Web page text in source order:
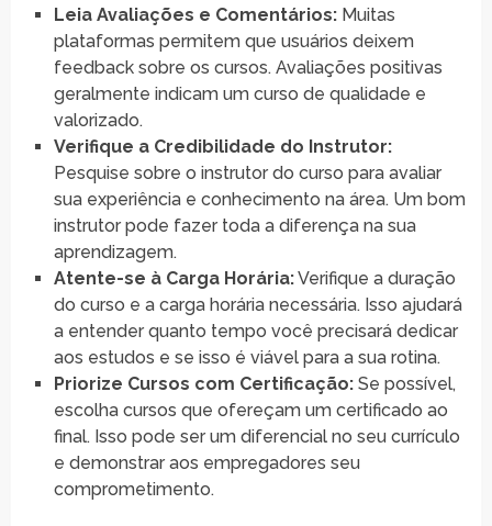
Leia Avaliações e Comentários:Muitas
plataformas permitem que usuários deixem
feedback sobre os cursos. Avaliações positivas
geralmente indicam um curso de qualidade e
valorizado.
Verifique a Credibilidade do Instrutor:
Pesquise sobre o instrutor do curso para avaliar
sua experiência e conhecimento na área. Um bom
instrutor pode fazer toda a diferença na sua
aprendizagem.
Atente-se à Carga Horária:Verifique a duração
do curso e a carga horária necessária. Isso ajudará
a entender quanto tempo você precisará dedicar
aos estudos e se isso é viável para a sua rotina.
Priorize Cursos com Certificação:Se possível,
escolha cursos que ofereçam um certificado ao
final. Isso pode ser um diferencial no seu currículo
e demonstrar aos empregadores seu
comprometimento.